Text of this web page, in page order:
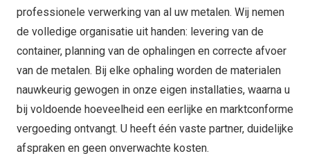
professionele verwerking van al uw metalen. Wij nemen
de volledige organisatie uit handen: levering van de
container, planning van de ophalingen en correcte afvoer
van de metalen. Bij elke ophaling worden de materialen
nauwkeurig gewogen in onze eigen installaties, waarna u
bij voldoende hoeveelheid een eerlijke en marktconforme
vergoeding ontvangt. U heeft één vaste partner, duidelijke
afspraken en geen onverwachte kosten.